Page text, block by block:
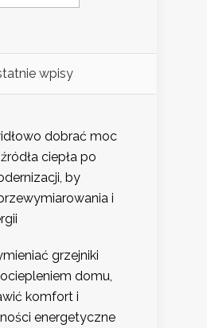
wpisy
dobrać moc
ciepła po
by
i
grzejniki
domu,
komfort i
energetyczne